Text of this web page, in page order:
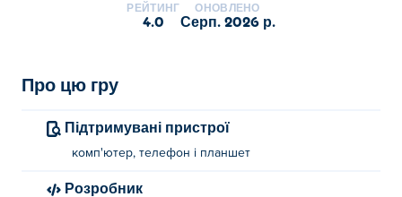
РЕЙТИНГ
4.0
ОНОВЛЕНО
серп. 2026 р.
Про цю гру
Підтримувані пристрої
комп'ютер, телефон і планшет
Розробник